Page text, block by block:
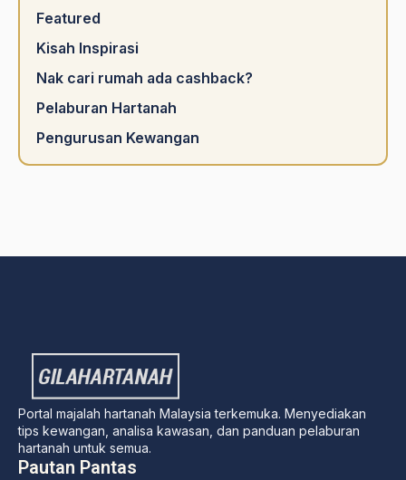
Featured
Kisah Inspirasi
Nak cari rumah ada cashback?
Pelaburan Hartanah
Pengurusan Kewangan
Portal majalah hartanah Malaysia terkemuka. Menyediakan
tips kewangan, analisa kawasan, dan panduan pelaburan
hartanah untuk semua.
Pautan Pantas